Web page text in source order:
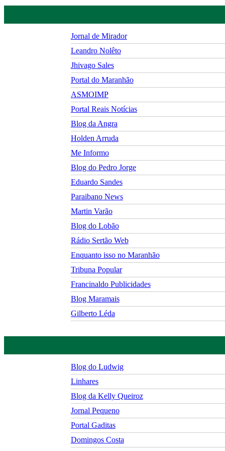
Jornal de Mirador
Leandro Nolêto
Jhivago Sales
Portal do Maranhão
ASMOIMP
Portal Reais Notí­cias
Blog da Angra
Holden Arruda
Me Informo
Blog do Pedro Jorge
Eduardo Sandes
Paraibano News
Martin Varão
Blog do Lobão
Rádio Sertão Web
Enquanto isso no Maranhão
Tribuna Popular
Francinaldo Publicidades
Blog Maramais
Gilberto Léda
Blog do Ludwig
Linhares
Blog da Kelly Queiroz
Jornal Pequeno
Portal Gaditas
Domingos Costa